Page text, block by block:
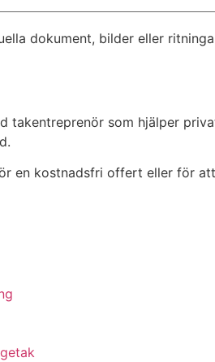
dokument, bilder eller
takentreprenör som hjälper
en kostnadsfri offert eller för